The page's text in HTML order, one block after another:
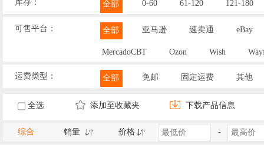
库存： 全部 0-60 61-120 121-180
可售平台： 全部 亚马逊 速卖通 eBay
MercadoCBT Ozon Wish
运费类型： 全部 免邮 固定运费 其他
全选 添加至收藏夹 下载产品信息
综合 销量 价格 -